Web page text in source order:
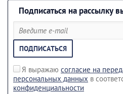
Подписаться на рассылку
Я выражаю согласие на
персональных данных в
конфиденциальности
ПОДПИСАТЬСЯ